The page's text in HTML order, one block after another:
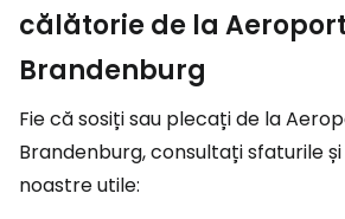
călătorie de la
Brandenburg
Fie că sosiți sau plecați de la
Brandenburg, consultați sfaturile
noastre utile: